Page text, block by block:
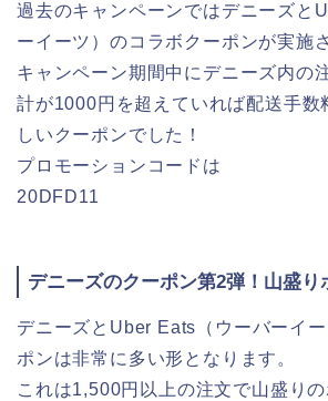
過去のキャンペーンではデニーズと
ーイーツ）のコラボクーポンが実施
キャンペーン期間中にデニーズ内の
計が1000円を超えていれば配送手数
しいクーポンでした！
プロモーションコードは
20DFD11
デニーズのクーポン第2弾！山盛り
デニーズとUber Eats（ウーバーイ
ポンは非常に多い形となります。
これは1,500円以上の注文で山盛り